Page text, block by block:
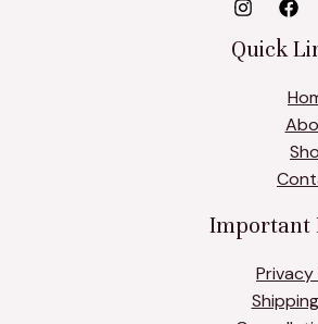
Quick
Important